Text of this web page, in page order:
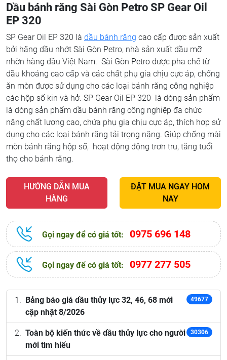
Dầu bánh răng Sài Gòn Petro SP Gear Oil
EP 320
SP Gear Oil EP 320 là dầu bánh răng cao cấp được sản xuất
bởi hãng dầu nhớt Sài Gòn Petro, nhà sản xuất dầu mỡ
nhờn hàng đầu Việt Nam. Sài Gòn Petro được pha chế từ
dầu khoáng cao cấp và các chất phụ gia chịu cực áp, chống
ăn mòn được sử dụng cho các loại bánh răng công nghiệp
các hộp số kin và hở. SP Gear Oil EP 320 là dòng sản phẩm
là dòng sản phẩm dầu bánh răng công nghiệp đa chức
năng chất lượng cao, chứa phụ gia chịu cực áp, thích hợp sử
dụng cho các loại bánh răng tải trọng nặng. Giúp chống mài
mòn bánh răng hộp số, hoạt động động trơn tru, tăng tuổi
thọ cho bánh răng.
HƯỚNG DẪN MUA
HÀNG
ĐẶT MUA NGAY HÔM
NAY
Gọi ngay để có giá tốt: 0975 696 148
Gọi ngay để có giá tốt: 0977 277 505
Bảng báo giá dầu thủy lực 32, 46, 68 mới
cập nhật 8/2026
49677
Toàn bộ kiến thức về dầu thủy lực cho người
mới tìm hiểu
30306